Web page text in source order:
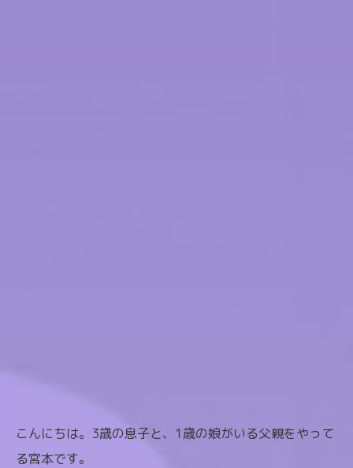
こんにちは。3歳の息子と、1歳の娘がいる父親をやって
る宮本です。